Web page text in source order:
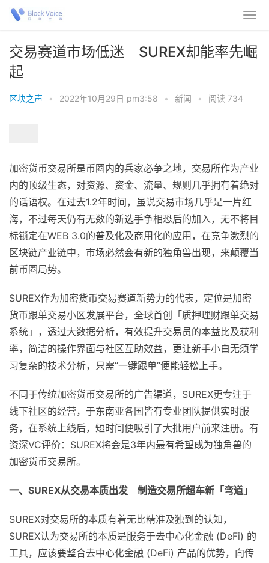
交易赛道市场低迷 SUREX却能率先崛
起
区块之声 • 2022年10月29日 pm3:58 • 新闻 • 阅读 734
加密货币交易所是币圈内的兵家必争之地，交易所作为产业
内的顶级生态，对资源、资金、流量、规则几乎拥有着绝对
的话语权。在过去1.2年时间，虽说交易市场几乎是一片红
海，不过每天仍有无数的新选手争相恐后的加入，无不将目
标锁定在WEB 3.0的普及化及商用化的应用，在竞争激烈的
区块链产业链中，市场必然会有新的独角兽出现，来颠覆当
前币圈局势。
SUREX作为加密货币交易赛道新势力的代表，定位是加密
货币跟单交易小区发展平台，全球首创「质押理财跟单交易
系统」，透过大数据分析，有效提升交易员的本益比及获利
率，简洁的操作界面与社区互助效益，更让新手小白无须学
习复杂的技术分析，只需“一键跟单”便能轻松上手。
不同于传统加密货币交易所的广告渠道，SUREX更专注于
线下社区的经营，于东南亚各国皆有专业团队提供实时服
务，在系统上线后，短时间便吸引了大批用户前来注册。有
资深VC评价：SUREX将会是3年内最有希望成为独角兽的
加密货币交易所。
一、SUREX从交易本质出发 制造交易所超车新「弯道」
SUREX对交易所的本质有着无比精准及独到的认知，
SUREX认为交易所的本质是服务于去中心化金融 (DeFi) 的
工具，应该要整合去中心化金融 (DeFi) 产品的优势，向传